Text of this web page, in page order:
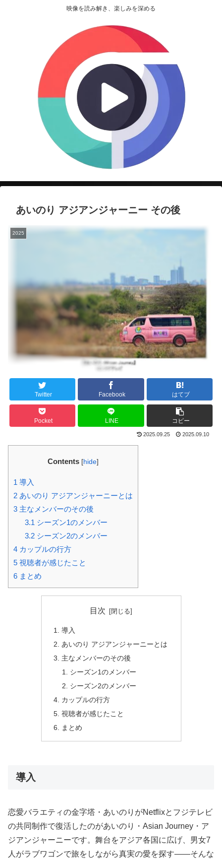
映像を読み解き、楽しみを深める
あいのり アジアンジャーニー その後
2025
Twitter Facebook はてブ
Pocket LINE コピー
2025.09.25 2025.09.10
Contents [hide]
1 導入
2 あいのり アジアンジャーニーとは
3 主なメンバーのその後
3.1 シーズン1のメンバー
3.2シーズン2のメンバー
4 カップルの行方
5 視聴者が感じたこと
6 まとめ
目次
導入
あいのり アジアンジャーニーとは
主なメンバーのその後
シーズン1のメンバー
シーズン2のメンバー
カップルの行方
視聴者が感じたこと
まとめ
導入
恋愛バラエティの金字塔・あいのりがNetflixとフジテレビ
の共同制作で復活したのがあいのり・Asian Journey・ア
ジアンジャーニーです。舞台をアジア各国に広げ、男女7
人がラブワゴンで旅をしながら真実の愛を探す――そんな